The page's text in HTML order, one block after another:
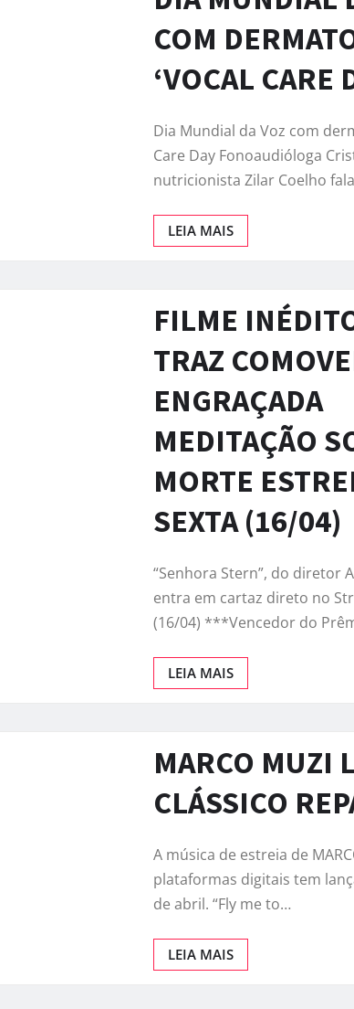
COM
‘VOCAL CARE
Dia Mundial da Voz com
Care Day Fonoaudióloga
nutricionista Zilar Coelho
LEIA MAIS
FILME
TRAZ
ENGRAÇADA
MEDITAÇÃO
MORTE
SEXTA (16/04)
“Senhora Stern”, do diretor
entra em cartaz direto no
(16/04) ***Vencedor do
LEIA MAIS
MARCO MUZI
CLÁSSICO
A música de estreia de
plataformas digitais tem
de abril. “Fly me to…
LEIA MAIS